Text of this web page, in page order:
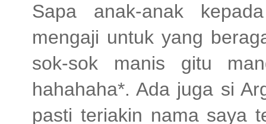
Sapa anak-anak
mengaji untuk yang
sok-sok manis gitu
hahahaha*. Ada juga si
pasti teriakin nama saya